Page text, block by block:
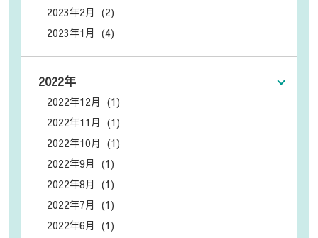
2023年2月 (2)
2023年1月 (4)
2022年
2022年12月 (1)
2022年11月 (1)
2022年10月 (1)
2022年9月 (1)
2022年8月 (1)
2022年7月 (1)
2022年6月 (1)